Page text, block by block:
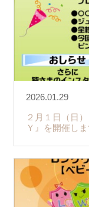
2026.01.29
２月１日（日
Ｙ』を開催しま